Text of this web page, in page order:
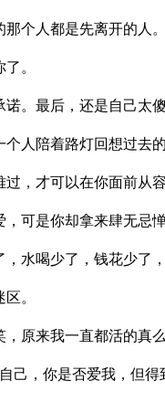
个人都是先离开的人。
。
。最后，还是自己太傻
人陪着路灯回想过去的
，才可以在你面前从容
可是你却拿来肆无忌惮
，水喝少了，钱花少
。
原来我一直都活的真么
己，你是否爱我，但得